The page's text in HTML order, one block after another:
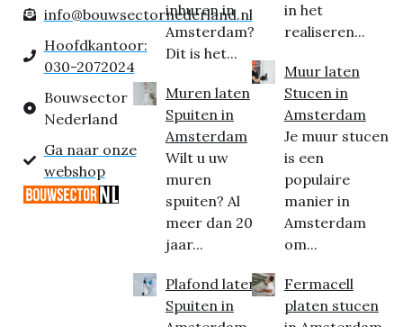
info@bouwsectornederland.nl
Hoofdkantoor:
030-2072024
Bouwsector
Nederland
Ga naar onze
webshop
inhuren in
Amsterdam?
Dit is het...
Muren laten
Spuiten in
Amsterdam
Wilt u uw
muren
spuiten? Al
meer dan 20
jaar...
Plafond laten
Spuiten in
in het
realiseren...
Muur laten
Stucen in
Amsterdam
Je muur stucen
is een
populaire
manier in
Amsterdam
om...
Fermacell
platen stucen